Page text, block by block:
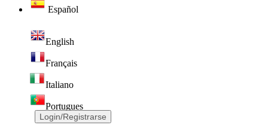
Español
English
Français
Italiano
Portugues
Login/Registrarse